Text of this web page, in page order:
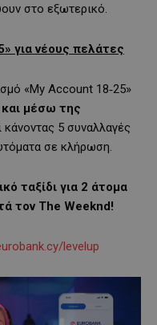
στο εξωτερικό.
για νέους πελάτες
«My Account 18‑25»
μέσω της
κάνοντας 5 συναλλαγές
σε κλήρωση.
ταξίδι για 2 άτομα
τον The Weeknd!
levelup​